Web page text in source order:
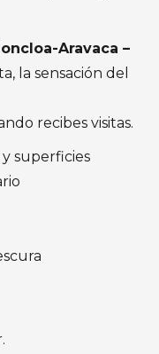
Aravaca –
la sensación del
recibes visitas.
superficies